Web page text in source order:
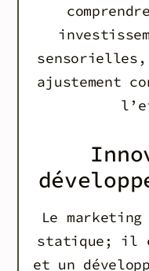
ajustement
Le
statique; il
et un